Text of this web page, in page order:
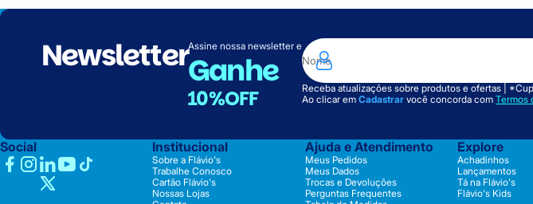
NewsletterAssine nossa newsletter e
Ganhe
10%OFF
Receba atualizações sobre produtos e ofertas |
Ao clicar em Cadastrar você concorda com Termos
Social Institucional
Sobre a Flávio's
Trabalhe Conosco
Cartão Flávio's
Nossas Lojas
Ajuda e Atendimento
Meus Pedidos
Meus Dados
Trocas e Devoluções
Perguntas Frequentes
Explore
Achadinhos
Lançamentos
Tá na Flávio's
Flávio's Kids